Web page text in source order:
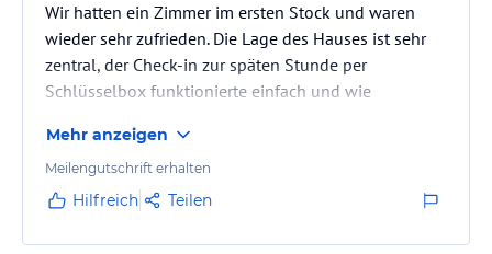
Wir hatten ein Zimmer im ersten Stock und waren
wieder sehr zufrieden. Die Lage des Hauses ist sehr
zentral, der Check-in zur späten Stunde per
Schlüsselbox funktionierte einfach und wie
Wir hatten ein Zimmer im ersten Stock, es gab ein
Kaffee/Tee-Tablett und Hausschuhe.
Das Frühstück war sehr gut, es gab (neu?) einen
Mehr anzeigen
Meilengutschrift erhalten
Hilfreich Teilen